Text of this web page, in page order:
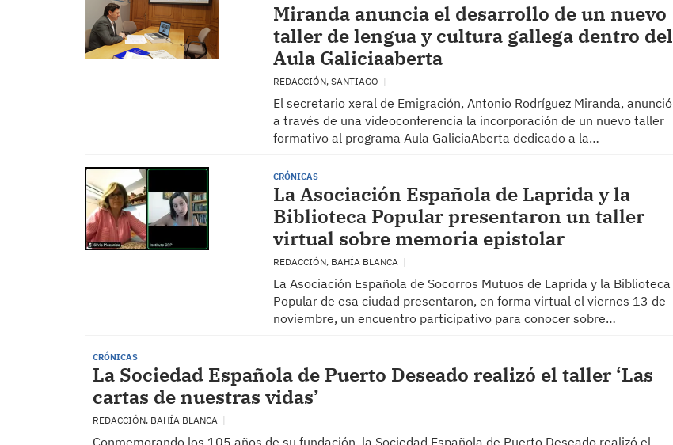
Miranda anuncia el desarrollo de un nuevo
taller de lengua y cultura gallega dentro del
Aula Galiciaaberta
REDACCIÓN, SANTIAGO
El secretario xeral de Emigración, Antonio Rodríguez Miranda, anunció
a través de una videoconferencia la incorporación de un nuevo taller
formativo al programa Aula GaliciaAberta dedicado a la…
CRÓNICAS
La Asociación Española de Laprida y la
Biblioteca Popular presentaron un taller
virtual sobre memoria epistolar
REDACCIÓN, BAHÍA BLANCA
La Asociación Española de Socorros Mutuos de Laprida y la Biblioteca
Popular de esa ciudad presentaron, en forma virtual el viernes 13 de
noviembre, un encuentro participativo para conocer sobre…
CRÓNICAS
La Sociedad Española de Puerto Deseado realizó el taller ‘Las
cartas de nuestras vidas’
REDACCIÓN, BAHÍA BLANCA
Conmemorando los 105 años de su fundación, la Sociedad Española de Puerto Deseado realizó el